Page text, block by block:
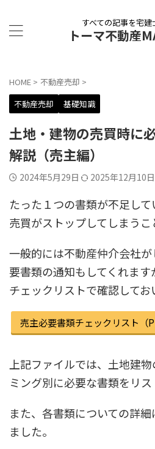
すべての記事を宅建
トーマ不動産
HOME > 不動産売却 >
不動産売却
基礎知識
土地・建物の売買時に
解説（売主編）
2024年5月29日 2025年12月10日
たった１つの書類が不足し
売買がストップしてしまうこ
一般的には不動産仲介会社
要書類の通知もしてくれま
チェックリストで確認してお
売主必要書類チェックリスト（
上記ファイルでは、土地建
ミング別に必要な書類をリス
また、各書類についての詳
ました。